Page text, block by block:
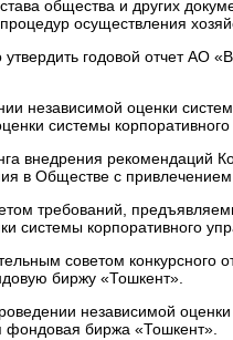
общества и других
осуществления
годовой отчет АО
независимой оценки
системы
внедрения рекомендаций
в Обществе с
требований,
системы корпоративного
советом конкурсного
биржу «Тошкент».
независимой
фондовая биржа «Тошкент».